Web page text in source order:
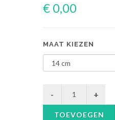
€ 0,00
MAAT KIEZEN
TOEVOEGEN